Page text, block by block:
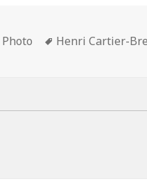
Catégories
Photo
Mots-
Henri Cartier-